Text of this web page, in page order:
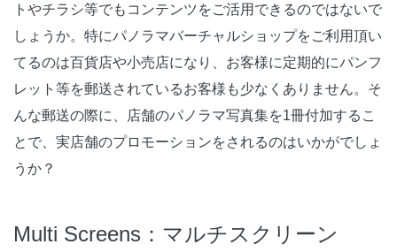
トやチラシ等でもコンテンツをご活用できるのではないで
しょうか。特にパノラマバーチャルショップをご利用頂い
てるのは百貨店や小売店になり、お客様に定期的にパンフ
レット等を郵送されているお客様も少なくありません。そ
んな郵送の際に、店舗のパノラマ写真集を1冊付加するこ
とで、実店舗のプロモーションをされるのはいかがでしょ
うか？
Multi Screens：マルチスクリーン